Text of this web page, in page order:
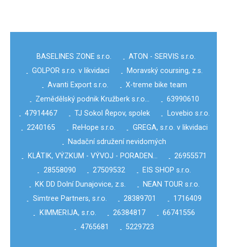
BASELINES ZONE s.r.o. - ATON - SERVIS s.r.o.
- GOLPOR s.r.o. v likvidaci - Moravský coursing, z.s.
- Avanti Export s.r.o. - X-treme bike team
- Zemědělský podnik Kružberk s.r.o… - 63990610
- 47914467 - TJ Sokol Řepov, spolek -
Lovebio s.r.o.
- 2240165 - ReHope s.r.o. - GREGA, s.r.o. v likvidaci
- Nadační sdružení nevidomých
-
KLÁTIK, VÝZKUM - VÝVOJ - PORADEN… - 26955571
- 28558090 - 27509532 - EIS SHOP s.r.o.
- KK DD Dolní Dunajovice, z.s. - NEAN TOUR s.r.o.
- Simtree Partners, s.r.o. - 28389701 - 1716409
-
KIMMERIJA, s.r.o. - 26384817 - 66741556
- 4765681 - 5229723